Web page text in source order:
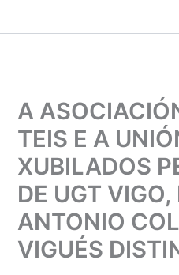
A
TEIS E A
XUBILADOS
DE UGT
ANTONIO
VIGUÉS